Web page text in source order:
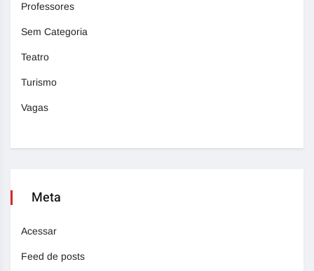
Professores
Sem Categoria
Teatro
Turismo
Vagas
Meta
Acessar
Feed de posts